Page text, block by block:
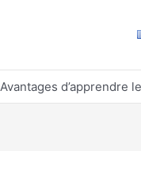
Avantages d’apprendre